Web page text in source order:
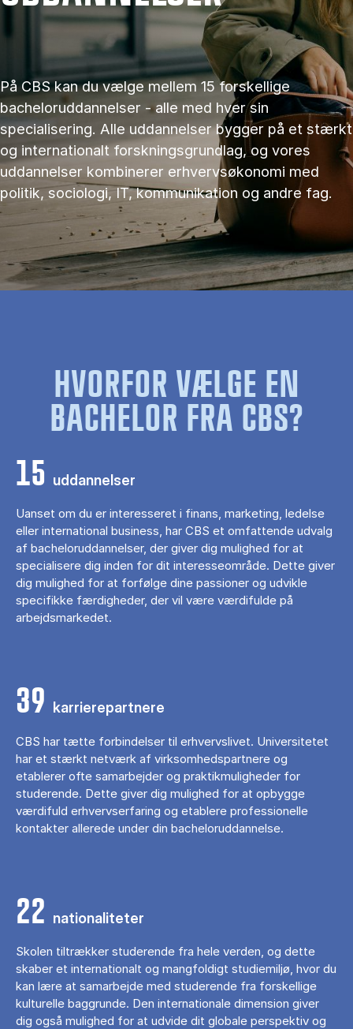
På CBS kan du vælge mellem 15 forskellige
bacheloruddannelser - alle med hver sin
specialisering. Alle uddannelser bygger på et stærkt
og internationalt forskningsgrundlag, og vores
uddannelser kombinerer erhvervsøkonomi med
politik, sociologi, IT, kommunikation og andre fag.
HVORFOR VÆLGE EN
BACHELOR FRA CBS?
15 uddannelser
Uanset om du er interesseret i finans, marketing, ledelse
eller international business, har CBS et omfattende udvalg
af bacheloruddannelser, der giver dig mulighed for at
specialisere dig inden for dit interesseområde. Dette giver
dig mulighed for at forfølge dine passioner og udvikle
specifikke færdigheder, der vil være værdifulde på
arbejdsmarkedet.
39 karrierepartnere
CBS har tætte forbindelser til erhvervslivet. Universitetet
har et stærkt netværk af virksomhedspartnere og
etablerer ofte samarbejder og praktikmuligheder for
studerende. Dette giver dig mulighed for at opbygge
værdifuld erhvervserfaring og etablere professionelle
kontakter allerede under din bacheloruddannelse.
22 nationaliteter
Skolen tiltrækker studerende fra hele verden, og dette
skaber et internationalt og mangfoldigt studiemiljø, hvor du
kan lære at samarbejde med studerende fra forskellige
kulturelle baggrunde. Den internationale dimension giver
dig også mulighed for at udvide dit globale perspektiv og